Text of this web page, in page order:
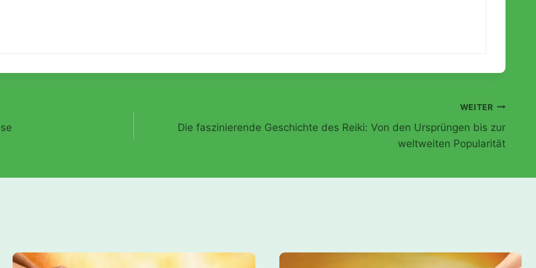
WEITER
Die faszinierende Geschichte des Reiki: Von den Ursprüngen bis zur
weltweiten Popularität